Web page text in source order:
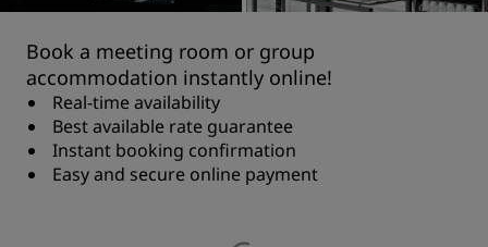
Book a meeting room or group
accommodation instantly online!
Real-time availability
Best available rate guarantee
Instant booking confirmation
Easy and secure online payment